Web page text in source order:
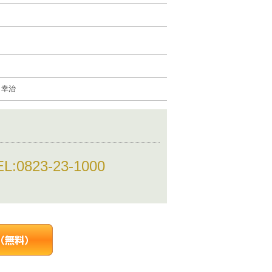
治
0823-23-1000